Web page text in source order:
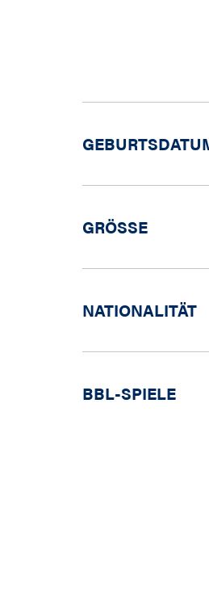
GRÖSSE
NATIONALITÄT
BBL-SPIELE